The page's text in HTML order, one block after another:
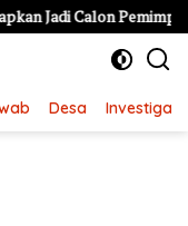
Pemimpin Generasi
Desa Investigasi